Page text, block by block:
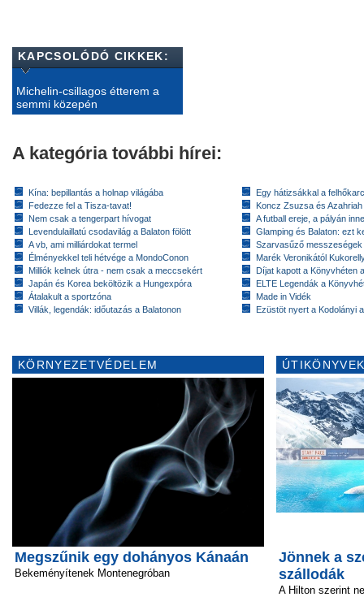
KAPCSOLÓDÓ CIKKEK:
Michelin-csillagos étterem a
semmi közepén
A kategória további hírei:
Kína: bepillantás a holnap világába
Fedezze fel a Tisza-tavat!
Nem csak a tengerpart hívogat
Levendulaillatú csodavilág a Balaton fölött
A vb, ami milliárdokat termel
Élményekkel teli hétvége a MondoConon
Milliók kelnek útra - nem csak a meccsekért
Japán és Korea beköltözik a Hungexpóra
Átalakult a sportzóna
Villák, legendák: időutazás a Balatonon
Egy hátizsákkal a
Koncz Zsuzsa és
A futball ereje, a pályán
Glamping és Balaton: ezt
Szarvasűző messzeségek
Marék Veronikától
Díjat kapott a Könyvhéten
ELTE Legendák a
Made in Vidék
Ezüstöt nyert a Kodolányi
KÖRNYEZETVÉDELEM
Megszűnik egy dohányos Kánaán
Bekeményítenek Montenegróban
Jönnek a
szállodák
A Hilton szerint